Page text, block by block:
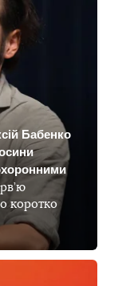
Бабенко
коротко